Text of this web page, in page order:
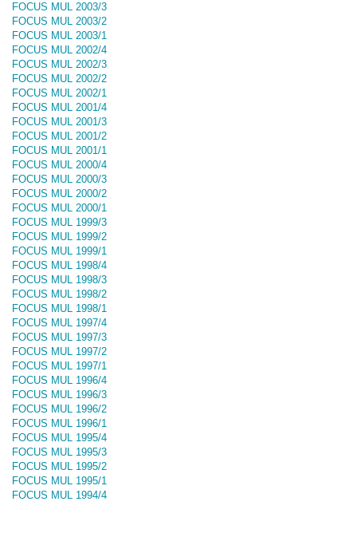
FOCUS MUL 2003/3
FOCUS MUL 2003/2
FOCUS MUL 2003/1
FOCUS MUL 2002/4
FOCUS MUL 2002/3
FOCUS MUL 2002/2
FOCUS MUL 2002/1
FOCUS MUL 2001/4
FOCUS MUL 2001/3
FOCUS MUL 2001/2
FOCUS MUL 2001/1
FOCUS MUL 2000/4
FOCUS MUL 2000/3
FOCUS MUL 2000/2
FOCUS MUL 2000/1
FOCUS MUL 1999/3
FOCUS MUL 1999/2
FOCUS MUL 1999/1
FOCUS MUL 1998/4
FOCUS MUL 1998/3
FOCUS MUL 1998/2
FOCUS MUL 1998/1
FOCUS MUL 1997/4
FOCUS MUL 1997/3
FOCUS MUL 1997/2
FOCUS MUL 1997/1
FOCUS MUL 1996/4
FOCUS MUL 1996/3
FOCUS MUL 1996/2
FOCUS MUL 1996/1
FOCUS MUL 1995/4
FOCUS MUL 1995/3
FOCUS MUL 1995/2
FOCUS MUL 1995/1
FOCUS MUL 1994/4